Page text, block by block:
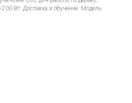
Вт. Доставка и обучение. Модель